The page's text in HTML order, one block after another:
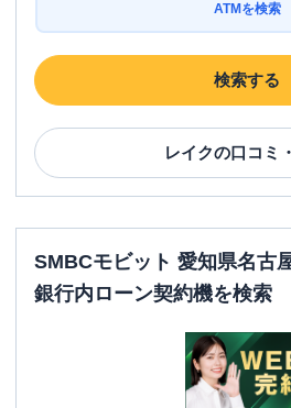
ATMを検索
検索する
レイクの口コミ
SMBCモビット 愛知県名古
銀行内ローン契約機を検索